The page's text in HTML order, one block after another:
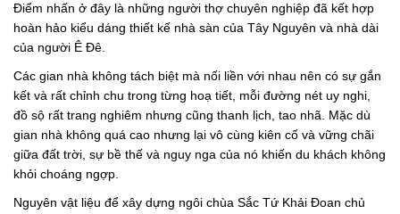
Điểm nhấn ở đây là những người thợ chuyên nghiệp đã kết hợp
hoàn hảo kiểu dáng thiết kế nhà sàn của Tây Nguyên và nhà dài
của người Ê Đê.
Các gian nhà không tách biệt mà nối liền với nhau nên có sự gắn
kết và rất chỉnh chu trong từng hoạ tiết, mỗi đường nét uy nghi,
đồ sộ rất trang nghiêm nhưng cũng thanh lịch, tao nhã. Mặc dù
gian nhà không quá cao nhưng lại vô cùng kiên cố và vững chãi
giữa đất trời, sự bề thế và nguy nga của nó khiến du khách không
khỏi choáng ngợp.
Nguyên vật liệu để xây dựng ngôi chùa Sắc Tứ Khải Đoan chủ